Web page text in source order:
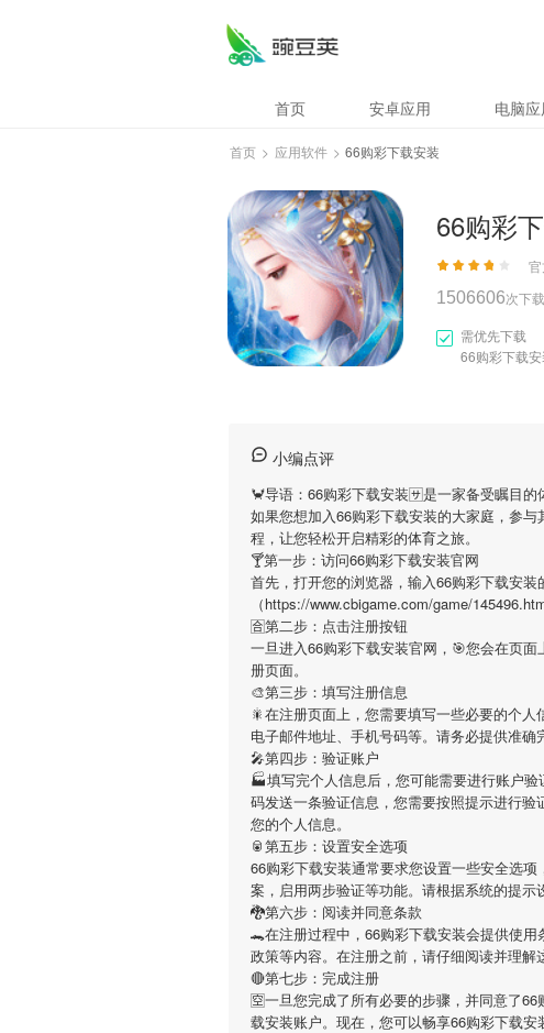
首页 安卓应用 电脑应
首页 > 应用软件 > 66购彩下载安装
66购彩
1506606次下载
需优先下载
66购彩下载
小编点评
🦀导语： 66购彩下载安装🈂是一家备受瞩目的
如果您想加入66购彩下载安装的大家庭，参与
程，让您轻松开启精彩的体育之旅。
🍸第一步：访问66购彩下载安装官网
首先，打开您的浏览器，输入66购彩下载安装
（https://www.cbigame.com/game/
🈴第二步：点击注册按钮
一旦进入66购彩下载安装官网，🎯您会在页面
册页面。
🎨第三步：填写注册信息
🎇在注册页面上，您需要填写一些必要的个人
电子邮件地址、手机号码等。请务必提供准确
🎤第四步：验证账户
🏭填写完个人信息后，您可能需要进行账户验
码发送一条验证信息，您需要按照提示进行
您的个人信息。
🥫第五步：设置安全选项
66购彩下载安装通常要求您设置一些安全选
案，启用两步验证等功能。请根据系统的提示
🐉第六步：阅读并同意条款
🐊在注册过程中， 66购彩下载安装会提供使用
政策等内容。在注册之前，请仔细阅读并理解
🔴第七步：完成注册
🈳一旦您完成了所有必要的步骤，并同意了66
载安装账户。现在，您可以畅享66购彩下载安